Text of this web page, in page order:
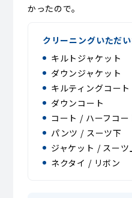
かったので。
クリーニングいただ
キルトジャケット
ダウンジャケット
キルティングコート
ダウンコート
コート / ハーフコー
パンツ / スーツ下
ジャケット / スーツ
ネクタイ / リボン